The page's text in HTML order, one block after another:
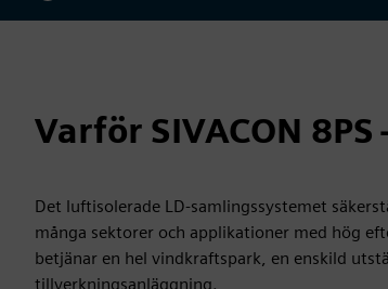
Varför SIVACON
Det luftisolerade LD-samlingssystemet
många sektorer och applikationer med hög
betjänar en hel vindkraftspark, en enskild
tillverkningsanläggning.